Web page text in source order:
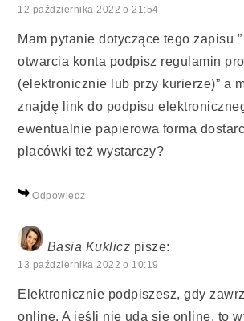
12 października 2022 o 21:54
Mam pytanie dotyczące tego zapisu
otwarcia konta podpisz regulamin
(elektronicznie lub przy kurierze)” a
znajdę link do podpisu
ewentualnie papierowa forma
placówki też wystarczy?
Odpowiedz
Basia Kuklicz pisze:
13 października 2022 o 10:19
Elektronicznie podpiszesz, gdy
online. A jeśli nie uda się online, to